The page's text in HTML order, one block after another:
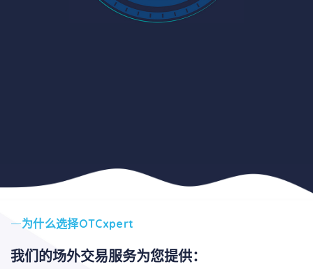
为什么选择OTCxpert
我们的场外交易服务为您提供：